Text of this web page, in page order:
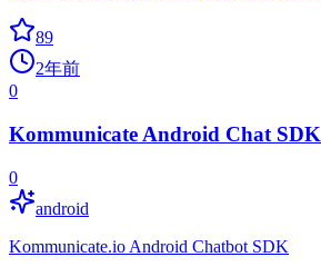
89
2年前
0
Kommunicate Android Chat SDK
0
android
Kommunicate.io Android Chatbot SDK